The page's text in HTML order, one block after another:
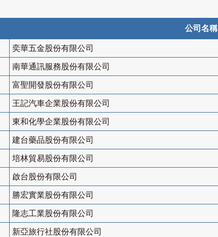
公司名稱
奕華五金股份有限公司
南華通訊服務股份有限公司
富聖開發股份有限公司
王記汽車企業股份有限公司
東和化學企業股份有限公司
建台藥品股份有限公司
培林貿易股份有限公司
啟台股份有限公司
勝宏實業股份有限公司
隆志工業股份有限公司
新亞旅行社股份有限公司